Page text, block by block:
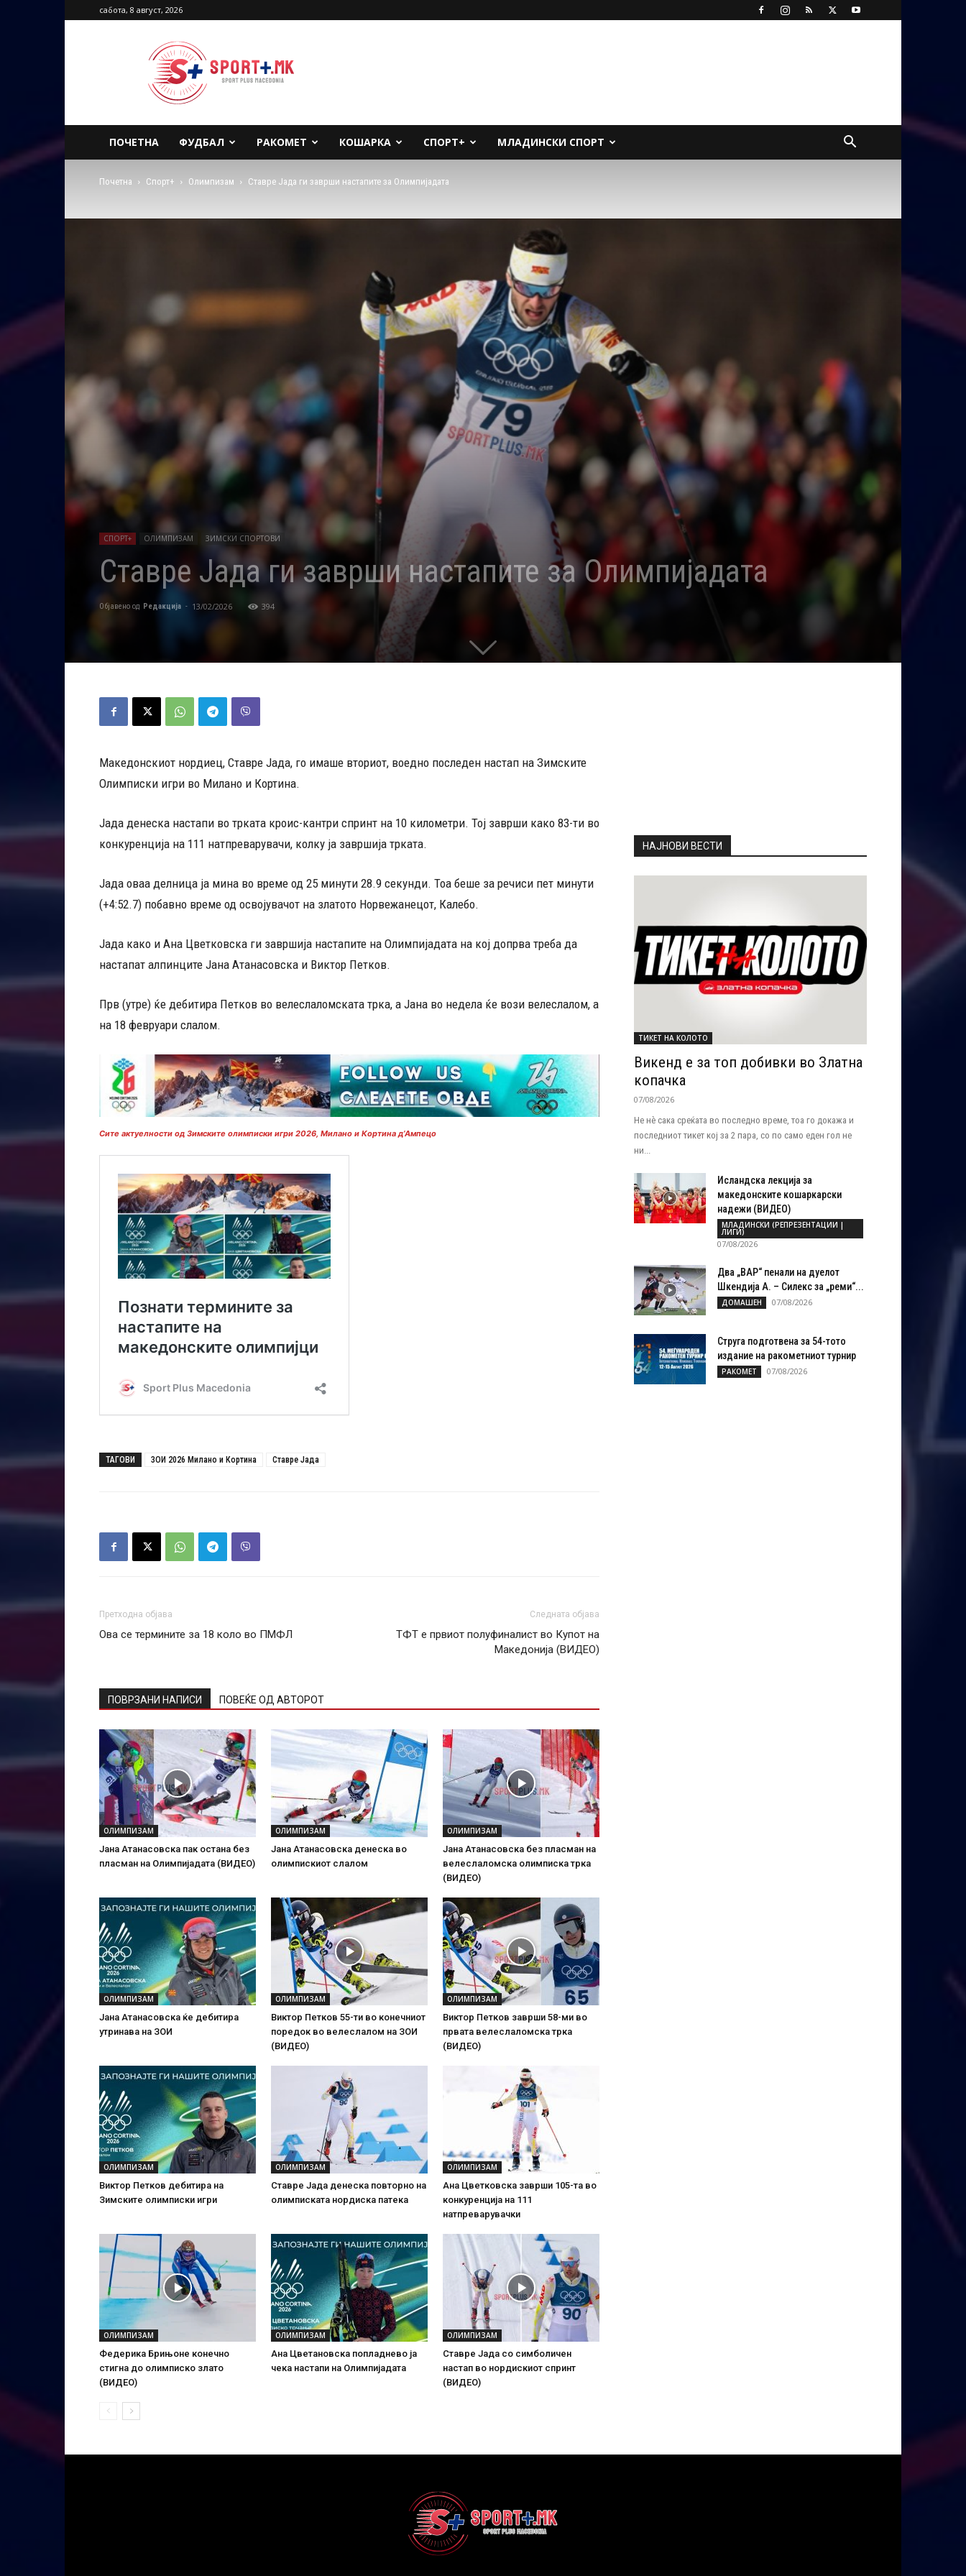
сабота, 8 август, 2026
Sport
Plus
Macedonia
ПОЧЕТНА ФУДБАЛ РАКОМЕТ КОШАРКА СПОРТ+ МЛАДИНСКИ СПОРТ
Почетна Спорт+ Олимпизам Ставре Јада ги заврши настапите за Олимпијадата
СПОРТ+ ОЛИМПИЗАМ ЗИМСКИ СПОРТОВИ
Ставре Јада ги заврши настапите за Олимпијадата
Објавено од Редакција - 13/02/2026 394
Македонскиот нордиец, Ставре Јада, го имаше вториот, воедно последен настап на Зимските
Олимписки игри во Милано и Кортина.
Јада денеска настапи во трката кроис-кантри спринт на 10 километри. Тој заврши како 83-ти во
конкуренција на 111 натпреварувачи, колку ја завршија трката.
Јада оваа делница ја мина во време од 25 минути 28.9 секунди. Тоа беше за речиси пет минути
(+4:52.7) побавно време од освојувачот на златото Норвежанецот, Калебо.
Јада како и Ана Цветковска ги завршија настапите на Олимпијадата на кој допрва треба да
настапат алпинците Јана Атанасовска и Виктор Петков.
Прв (утре) ќе дебитира Петков во велеслаломската трка, а Јана во недела ќе вози велеслалом, а
на 18 февруари слалом.
Сите актуелности од Зимските олимписки игри 2026, Милано и Кортина д’Ампецо
ТАГОВИ ЗОИ 2026 Милано и Кортина Ставре Јада
Претходна објава
Ова се термините за 18 коло во ПМФЛ
Следната објава
ТФТ е првиот полуфиналист во Купот на
Македонија (ВИДЕО)
ПОВРЗАНИ НАПИСИ ПОВЕЌЕ ОД АВТОРОТ
ОЛИМПИЗАМ
Јана Атанасовска пак остана без
пласман на Олимпијадата (ВИДЕО)
ОЛИМПИЗАМ
Јана Атанасовска денеска во
олимпискиот слалом
ОЛИМПИЗАМ
Јана Aтанасовска без пласман на
велеслаломска олимписка трка
(ВИДЕО)
ОЛИМПИЗАМ
Јана Aтанасовска ќе дебитира
утринава на ЗОИ
ОЛИМПИЗАМ
Виктор Петков 55-ти во конечниот
поредок во велеслалом на ЗОИ
(ВИДЕО)
ОЛИМПИЗАМ
Виктор Петков заврши 58-ми во
првата велеслаломска трка
(ВИДЕО)
ОЛИМПИЗАМ
Виктор Петков дебитира на
Зимските олимписки игри
ОЛИМПИЗАМ
Ставре Јада денеска повторно на
олимписката нордиска патека
ОЛИМПИЗАМ
Ана Цветковска заврши 105-та во
конкуренција на 111
натпреварувачки
ОЛИМПИЗАМ
Федерика Брињоне конечно
стигна до олимписко злато
(ВИДЕО)
ОЛИМПИЗАМ
Ана Цветановска попладнево ја
чека настапи на Олимпијадата
ОЛИМПИЗАМ
Ставре Јада со симболичен
настап во нордискиот спринт
(ВИДЕО)
НАЈНОВИ ВЕСТИ
ТИКЕТ НА КОЛОТО
Викенд е за топ добивки во Златна
копачка
07/08/2026
Не нѐ сака среќата во последно време, тоа го докажа и
последниот тикет кој за 2 пара, со по само еден гол не
ни...
Исландска лекција за
македонските кошаркарски
надежи (ВИДЕО)
МЛАДИНСКИ (РЕПРЕЗЕНТАЦИИ |
ЛИГИ)
07/08/2026
Два „ВАР“ пенали на дуелот
Шкендија А. – Силекс за „реми“...
ДОМАШЕН 07/08/2026
Струга подготвена за 54-тото
издание на ракометниот турнир
РАКОМЕТ 07/08/2026